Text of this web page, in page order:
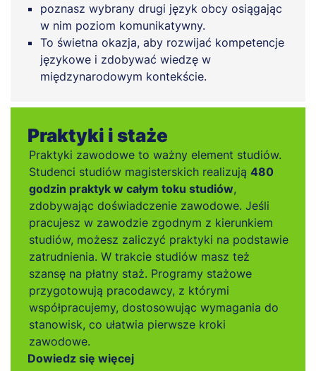
poznasz wybrany drugi język obcy osiągając
w nim poziom komunikatywny.
To świetna okazja, aby rozwijać kompetencje
językowe i zdobywać wiedzę w
międzynarodowym kontekście.
Praktyki i staże
Praktyki zawodowe to ważny element studiów.
Studenci studiów magisterskich realizują 480
godzin praktyk w całym toku studiów,
zdobywając doświadczenie zawodowe. Jeśli
pracujesz w zawodzie zgodnym z kierunkiem
studiów, możesz zaliczyć praktyki na podstawie
zatrudnienia. W trakcie studiów masz też
szansę na płatny staż. Programy stażowe
przygotowują pracodawcy, z którymi
współpracujemy, dostosowując wymagania do
stanowisk, co ułatwia pierwsze kroki
zawodowe.
Dowiedz się więcej